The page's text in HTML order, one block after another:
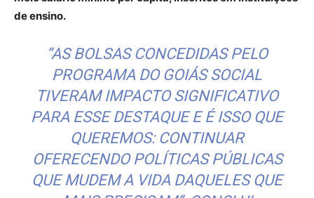
de ensino.
“AS BOLSAS CONCEDIDAS PELO
PROGRAMA DO GOIÁS SOCIAL
TIVERAM IMPACTO SIGNIFICATIVO
PARA ESSE DESTAQUE E É ISSO QUE
QUEREMOS: CONTINUAR
OFERECENDO POLÍTICAS PÚBLICAS
QUE MUDEM A VIDA DAQUELES QUE